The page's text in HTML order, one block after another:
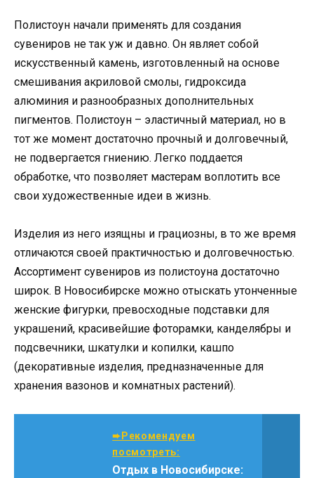
Полистоун начали применять для создания
сувениров не так уж и давно. Он являет собой
искусственный камень, изготовленный на основе
смешивания акриловой смолы, гидроксида
алюминия и разнообразных дополнительных
пигментов. Полистоун – эластичный материал, но в
тот же момент достаточно прочный и долговечный,
не подвергается гниению. Легко поддается
обработке, что позволяет мастерам воплотить все
свои художественные идеи в жизнь.
Изделия из него изящны и грациозны, в то же время
отличаются своей практичностью и долговечностью.
Ассортимент сувениров из полистоуна достаточно
широк. В Новосибирске можно отыскать утонченные
женские фигурки, превосходные подставки для
украшений, красивейшие фоторамки, канделябры и
подсвечники, шкатулки и копилки, кашпо
(декоративные изделия, предназначенные для
хранения вазонов и комнатных растений).
➨Рекомендуем
посмотреть:
Отдых в Новосибирске: